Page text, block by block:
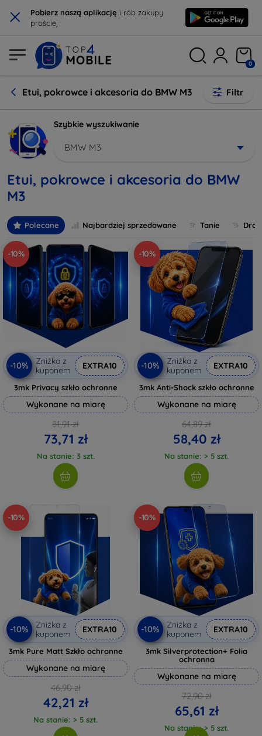
× Pobierz naszą aplikację i rób zakupy
prościej
0
Etui, pokrowce i akcesoria do BMW M3 Filtr
Szybkie wyszukiwanie
BMW M3
Etui, pokrowce i akcesoria do BMW
M3
Polecane Najbardziej sprzedawane Tanie
-10%
-10%
Zniżka z
kuponem
EXTRA10
3mk Privacy szkło ochronne
Wykonane na miarę
81,91 zł
73,71 zł
Na stanie: 3 szt.
-10%
-10%
Zniżka z
kuponem
EXTRA10
3mk Anti-Shock szkło ochronne
Wykonane na miarę
64,89 zł
58,40 zł
Na stanie: > 5 szt.
-10%
-10%
Zniżka z
kuponem
EXTRA10
3mk Pure Matt Szkło ochronne
Wykonane na miarę
46,90 zł
42,21 zł
Na stanie: > 5 szt.
-10%
-10%
Zniżka z
kuponem
EXTRA10
3mk Silverprotection+ Folia
ochronna
Wykonane na miarę
72,90 zł
65,61 zł
Na stanie: > 5 szt.